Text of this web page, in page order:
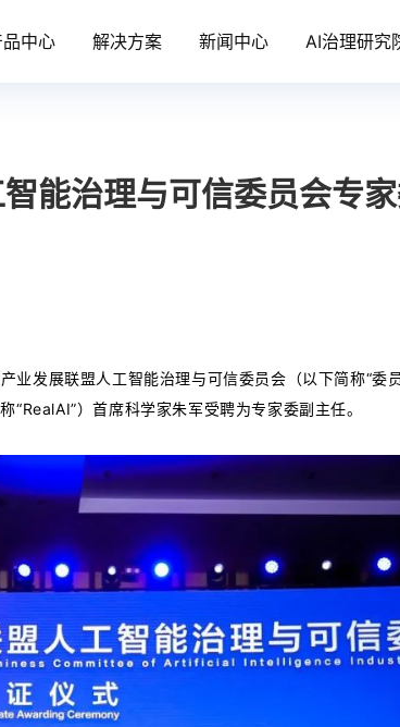
品中心 解决方案 新闻中心 AI治理研究
能治理与可信委员会专
发展联盟人工智能治理与可信委员会（以下简称“委
）首席科学家朱军受聘为专家委副主任。